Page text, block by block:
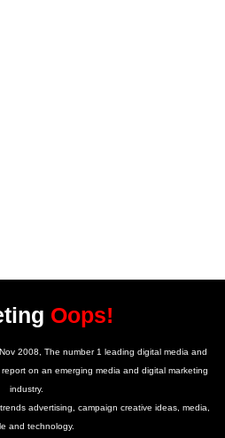
Oops!
2008, The number 1 leading digital media and
on an emerging media and digital marketing
industry.
advertising, campaign creative ideas, media,
and technology.